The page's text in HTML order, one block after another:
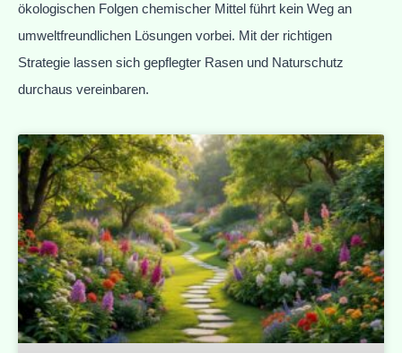
ökologischen Folgen chemischer Mittel führt kein Weg an
umweltfreundlichen Lösungen vorbei. Mit der richtigen
Strategie lassen sich gepflegter Rasen und Naturschutz
durchaus vereinbaren.